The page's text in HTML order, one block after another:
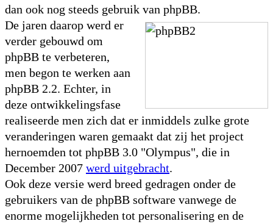
dan ook nog steeds gebruik van phpBB.
De jaren daarop werd er
verder gebouwd om
phpBB te verbeteren,
men begon te werken aan
phpBB 2.2. Echter, in
deze ontwikkelingsfase
realiseerde men zich dat er inmiddels zulke grote
veranderingen waren gemaakt dat zij het project
hernoemden tot phpBB 3.0 "Olympus", die in
December 2007 werd uitgebracht.
Ook deze versie werd breed gedragen onder de
gebruikers van de phpBB software vanwege de
enorme mogelijkheden tot personalisering en de